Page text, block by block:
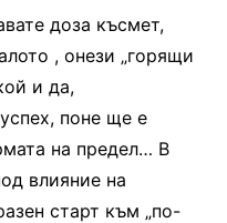
доза късмет,
, онези „горящи
и да,
поне ще е
на предел… В
влияние на
старт към „по-